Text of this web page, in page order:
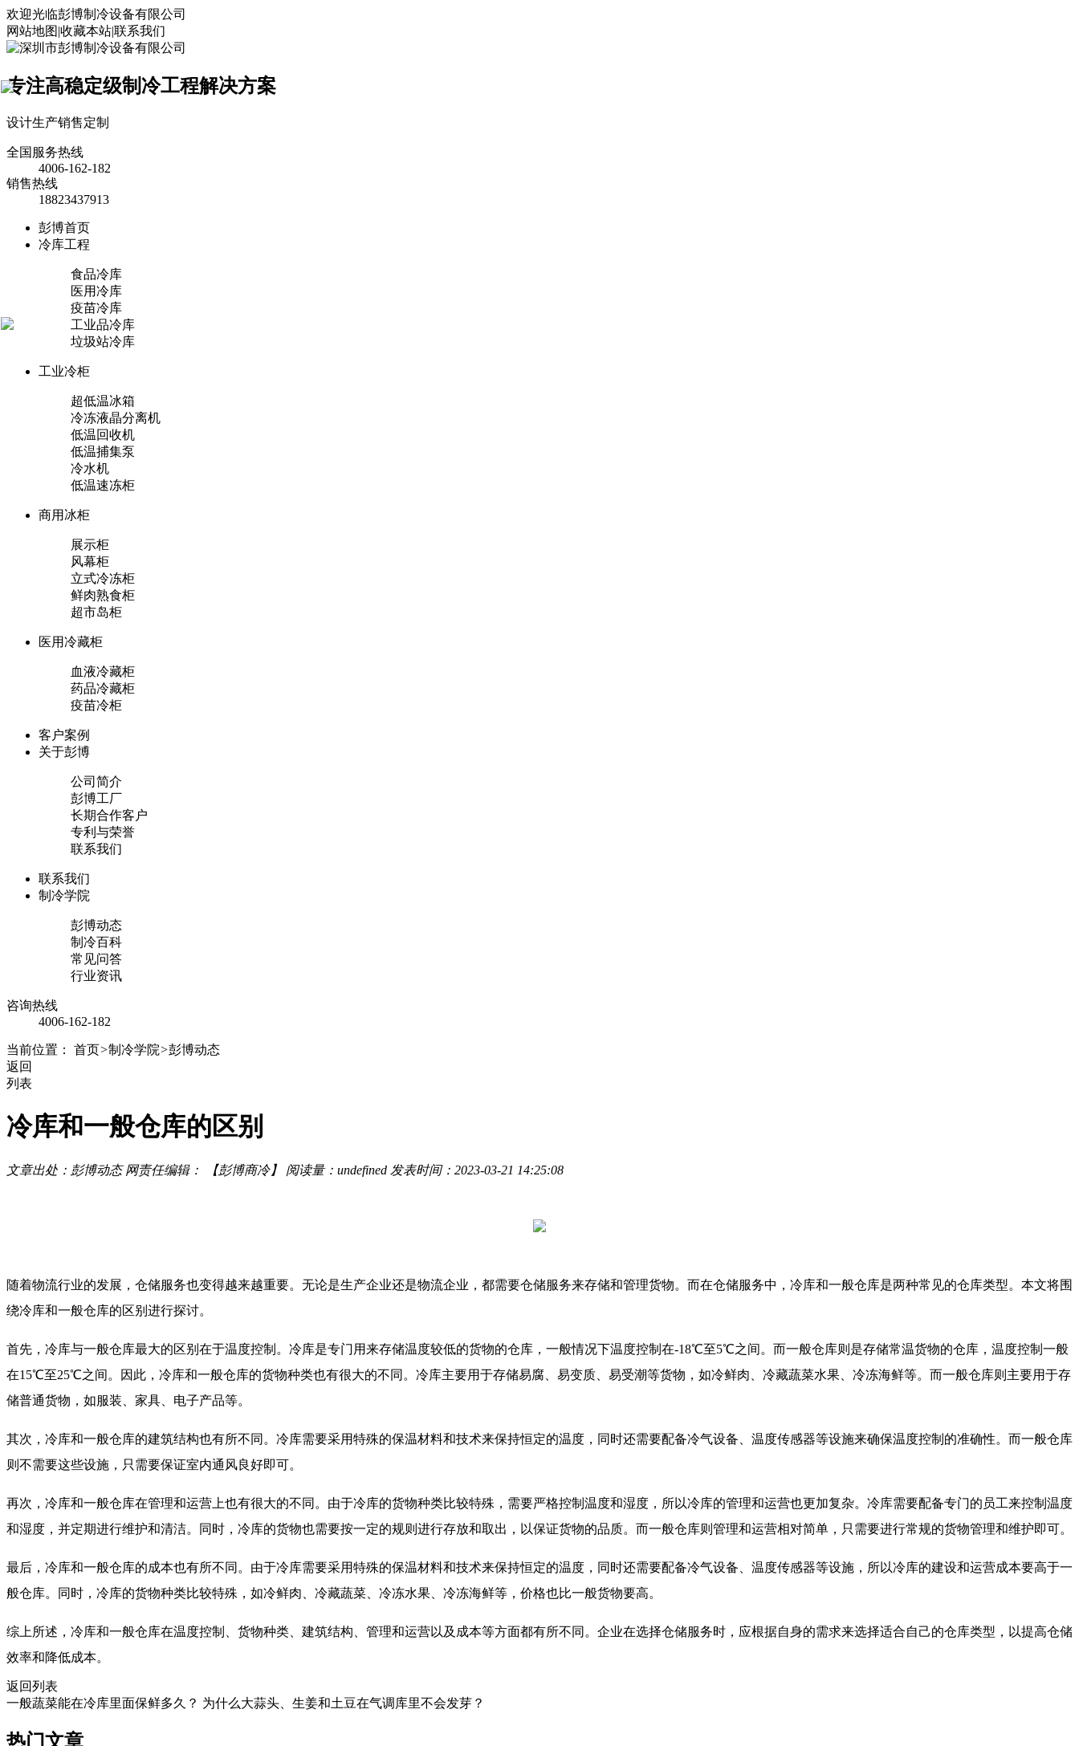
欢迎光临彭博制冷设备有限公司
网站地图|收藏本站|联系我们
专注高稳定级制冷工程解决方案
设计生产销售定制
全国服务热线
4006-162-182
销售热线
18823437913
彭博首页
冷库工程
食品冷库
医用冷库
疫苗冷库
工业品冷库
垃圾站冷库
工业冷柜
超低温冰箱
冷冻液晶分离机
低温回收机
低温捕集泵
冷水机
低温速冻柜
商用冰柜
展示柜
风幕柜
立式冷冻柜
鲜肉熟食柜
超市岛柜
医用冷藏柜
血液冷藏柜
药品冷藏柜
疫苗冷柜
客户案例
关于彭博
公司简介
彭博工厂
长期合作客户
专利与荣誉
联系我们
联系我们
制冷学院
彭博动态
制冷百科
常见问答
行业资讯
咨询热线
4006-162-182
当前位置： 首页>制冷学院>彭博动态
返回
列表
冷库和一般仓库的区别
文章出处：彭博动态 网责任编辑： 【彭博商冷】 阅读量： undefined 发表时间：2023-03-21 14:25:08
随着物流行业的发展，仓储服务也变得越来越重要。无论是生产企业还是物流企业，都需要仓储服务来存储和管理货物。而在仓储服务中，冷库和一般仓库是两种常见的仓库类型。本文将围
绕冷库和一般仓库的区别进行探讨。
首先，冷库与一般仓库最大的区别在于温度控制。冷库是专门用来存储温度较低的货物的仓库，一般情况下温度控制在-18℃至5℃之间。而一般仓库则是存储常温货物的仓库，温度控制一般
在15℃至25℃之间。因此，冷库和一般仓库的货物种类也有很大的不同。冷库主要用于存储易腐、易变质、易受潮等货物，如冷鲜肉、冷藏蔬菜水果、冷冻海鲜等。而一般仓库则主要用于存
储普通货物，如服装、家具、电子产品等。
其次，冷库和一般仓库的建筑结构也有所不同。冷库需要采用特殊的保温材料和技术来保持恒定的温度，同时还需要配备冷气设备、温度传感器等设施来确保温度控制的准确性。而一般仓库
则不需要这些设施，只需要保证室内通风良好即可。
再次，冷库和一般仓库在管理和运营上也有很大的不同。由于冷库的货物种类比较特殊，需要严格控制温度和湿度，所以冷库的管理和运营也更加复杂。冷库需要配备专门的员工来控制温度
和湿度，并定期进行维护和清洁。同时，冷库的货物也需要按一定的规则进行存放和取出，以保证货物的品质。而一般仓库则管理和运营相对简单，只需要进行常规的货物管理和维护即可。
最后，冷库和一般仓库的成本也有所不同。由于冷库需要采用特殊的保温材料和技术来保持恒定的温度，同时还需要配备冷气设备、温度传感器等设施，所以冷库的建设和运营成本要高于一
般仓库。同时，冷库的货物种类比较特殊，如冷鲜肉、冷藏蔬菜、冷冻水果、冷冻海鲜等，价格也比一般货物要高。
综上所述，冷库和一般仓库在温度控制、货物种类、建筑结构、管理和运营以及成本等方面都有所不同。企业在选择仓储服务时，应根据自身的需求来选择适合自己的仓库类型，以提高仓储
效率和降低成本。
返回列表
一般蔬菜能在冷库里面保鲜多久？ 为什么大蒜头、生姜和土豆在气调库里不会发芽？
热门文章
×